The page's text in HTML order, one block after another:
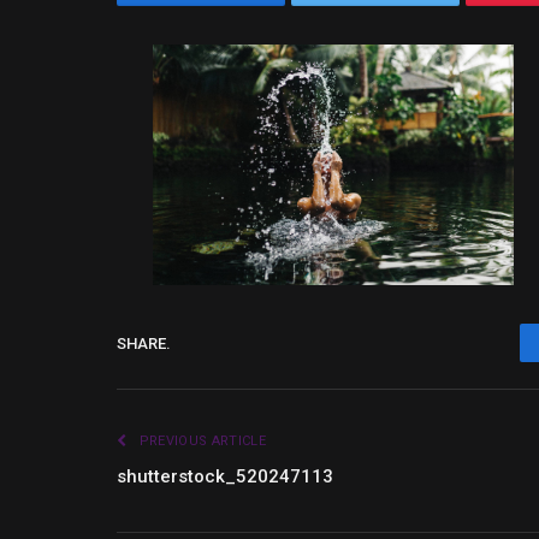
SHARE.
PREVIOUS ARTICLE
shutterstock_520247113